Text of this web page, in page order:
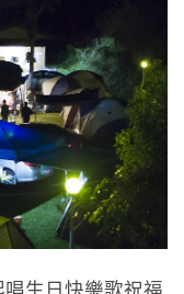
生日快樂歌祝福